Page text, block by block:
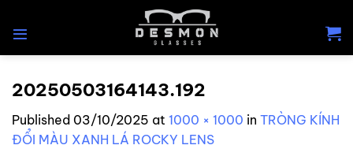
20250503164143.192
Published 03/10/2025 at 1000 × 1000 in TRÒNG KÍNH
ĐỔI MÀU XANH LÁ ROCKY LENS